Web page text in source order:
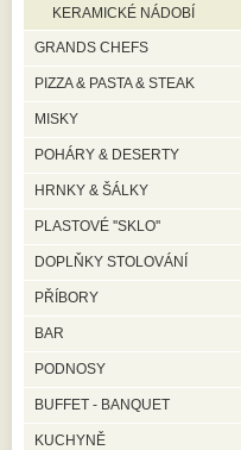
KERAMICKÉ NÁDOBÍ
GRANDS CHEFS
PIZZA & PASTA & STEAK
MISKY
POHÁRY & DESERTY
HRNKY & ŠÁLKY
PLASTOVÉ ''SKLO''
DOPLŇKY STOLOVÁNÍ
PŘÍBORY
BAR
PODNOSY
BUFFET - BANQUET
KUCHYNĚ